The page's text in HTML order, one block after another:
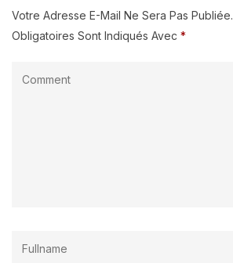
Votre Adresse E-Mail Ne Sera Pas Publiée.
Obligatoires Sont Indiqués Avec *